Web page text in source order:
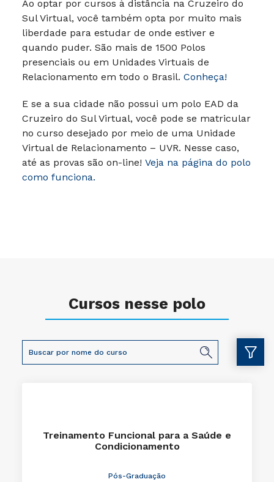
Ao optar por cursos à distância na Cruzeiro do
Sul Virtual, você também opta por muito mais
liberdade para estudar de onde estiver e
quando puder. São mais de 1500 Polos
presenciais ou em Unidades Virtuais de
Relacionamento em todo o Brasil. Conheça!
E se a sua cidade não possui um polo EAD da
Cruzeiro do Sul Virtual, você pode se matricular
no curso desejado por meio de uma Unidade
Virtual de Relacionamento – UVR. Nesse caso,
até as provas são on-line! Veja na página do polo
como funciona.
Cursos nesse polo
Treinamento Funcional para a Saúde e
Condicionamento
Pós-Graduação